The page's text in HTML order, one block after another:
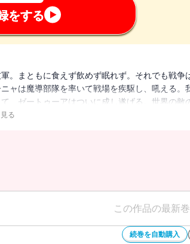
をする
。まともに食えず飲めず眠れず。それでも戦争
ャは魔導部隊を率いて戦場を疾駆し、吼える。
、ゼートゥーアはついに成し遂げる。世界の敵
敵たるべく暗躍する老人の物語。
る
この作品の最新巻
続巻を自動購入